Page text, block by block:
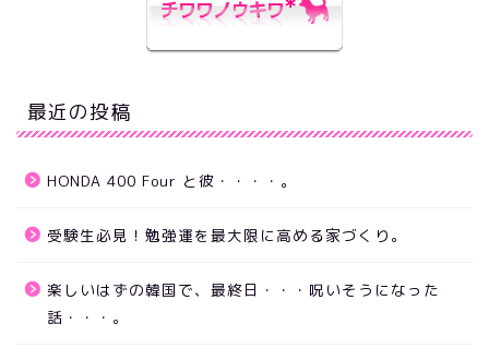
最近の投稿
HONDA 400 Four と彼・・・・。
受験生必見！勉強運を最大限に高める家づくり。
楽しいはずの韓国で、最終日・・・呪いそうになった
話・・・。